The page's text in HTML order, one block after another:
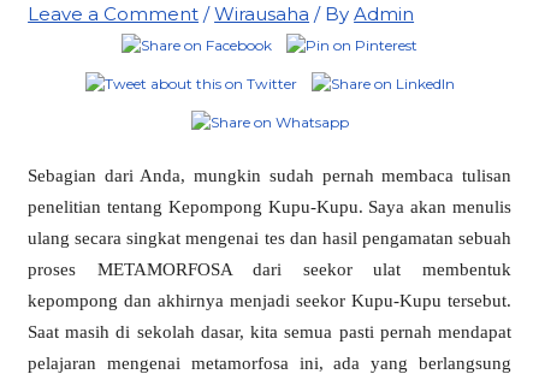
Leave a Comment /Wirausaha / ByAdmin
Sebagian dari Anda, mungkin sudah pernah membaca tulisan
penelitian tentang Kepompong Kupu-Kupu. Saya akan menulis
ulang secara singkat mengenai tes dan hasil pengamatan sebuah
proses METAMORFOSA dari seekor ulat membentuk
kepompong dan akhirnya menjadi seekor Kupu-Kupu tersebut.
Saat masih di sekolah dasar, kita semua pasti pernah mendapat
pelajaran mengenai metamorfosa ini, ada yang berlangsung